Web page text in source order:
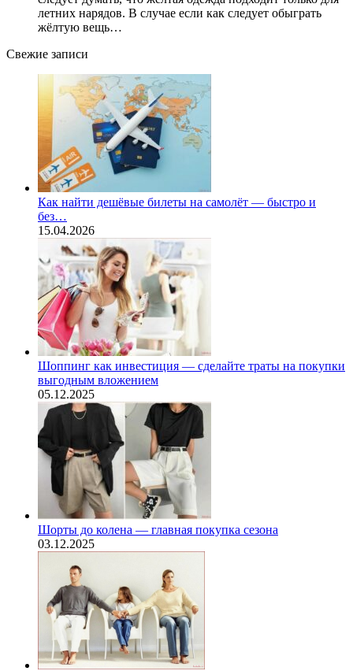
летних нарядов. В случае если как следует обыграть
жёлтую вещь…
Свежие записи
Как найти дешёвые билеты на самолёт — быстро и
без…
15.04.2026
Шоппинг как инвестиция — сделайте траты на покупки
выгодным вложением
05.12.2025
Шорты до колена — главная покупка сезона
03.12.2025